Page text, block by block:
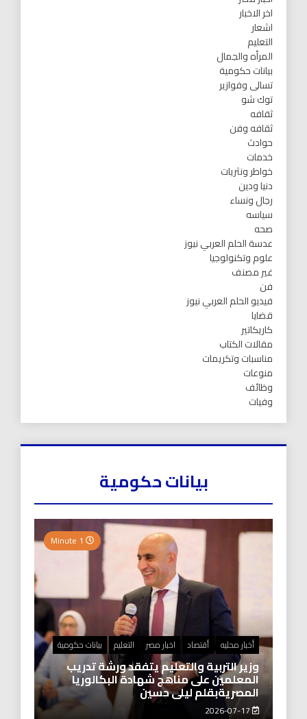
اخر الاخبار
اشعار
التعليم
المرأه والجمال
بيانات حكومية
تسالى وفوازير
توك شو
ثقافه
ثقافه وفن
حوادث
خدمات
خواطر ونثريات
دنيا ودين
رجال ونساء
سياسه
صحه
عدسة الحلم العربي نيوز
علوم وتكنولوجيا
غير مصنف
فن
فيديو الحلم العربي نيوز
قضايا
كاريكاتير
مقالات الكتاب
مناسبات وتكريمات
منوعات
وظائف
وفيات
بيانات حكومية
أخبار محليه أقتصاد اخبار مصر التعليم بيانات حكومية
وزير التربية والتعليم يتفقد ورشة تدريب
المعلمين على مناهج شهادة البكالوريا
المصريةبقلم ليلى حسين
2026-07-17